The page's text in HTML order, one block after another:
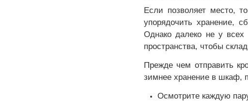
Если позволяет место,
упорядочить хранение,
Однако далеко не у всех
пространства, чтобы
Прежде чем отправить
зимнее хранение в шкаф,
Осмотрите каждую